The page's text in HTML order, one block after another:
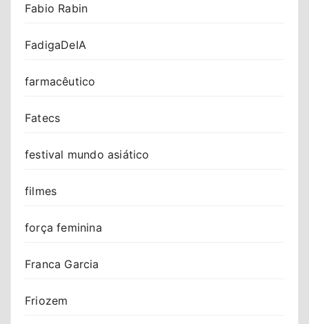
Fabio Rabin
FadigaDeIA
farmacêutico
Fatecs
festival mundo asiático
filmes
força feminina
Franca Garcia
Friozem